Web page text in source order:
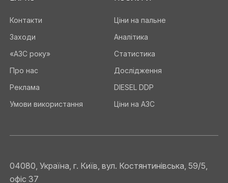
Контакти
Заходи
«АЗС року»
Про нас
Реклама
Умови використання
Ціни на пальне
Аналітика
Статистика
Дослідження
DIESEL DDP
Ціни на АЗС
04080, Україна, г. Київ, вул. Костянтинівська, 59/5,
офіс 37